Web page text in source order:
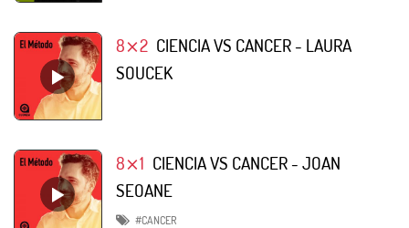
8⨯2 CIENCIA VS CANCER - LAURA
SOUCEK
8⨯1 CIENCIA VS CANCER - JOAN
SEOANE
#CANCER